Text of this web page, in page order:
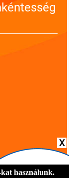
X
kat használunk.